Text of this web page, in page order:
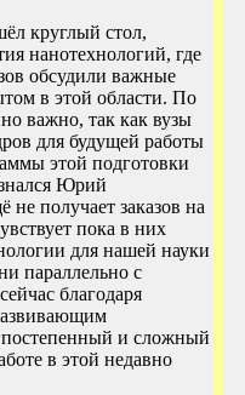
круглый стол,
нанотехнологий, где
обсудили важные
в этой области. По
важно, так как вузы
для будущей работы
этой подготовки
Юрий
получает заказов на
пока в них
для нашей науки
параллельно с
благодаря
и сложный
в этой недавно